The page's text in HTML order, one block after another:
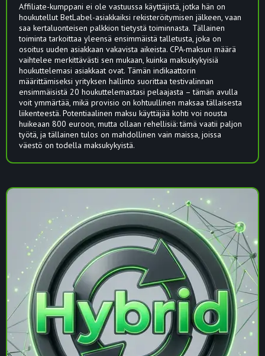
Affiliate-kumppani ei ole vastuussa käyttäjistä, jotka hän on
houkutellut BetLabel-asiakkaiksi rekisteröitymisen jälkeen, vaan
saa kertaluonteisen palkkion tietystä toiminnasta. Tällainen
toiminta tarkoittaa yleensä ensimmäistä talletusta, joka on
osoitus uuden asiakkaan vakavista aikeista. CPA-maksun määrä
vaihtelee merkittävästi sen mukaan, kuinka maksukykyisiä
houkuttelemasi asiakkaat ovat. Tämän indikaattorin
määrittämiseksi yrityksen hallinto suorittaa testivalinnan
ensimmäisistä 20 houkuttelemastasi pelaajasta – tämän avulla
voit ymmärtää, mikä provisio on kohtuullinen maksaa tällaisesta
liikenteestä. Potentiaalinen maksu käyttäjää kohti voi nousta
huikeaan 800 euroon, mutta ollaan rehellisiä: tämä vaatii paljon
työtä, ja tällainen tulos on mahdollinen vain maissa, joissa
väestö on todella maksukykyistä.